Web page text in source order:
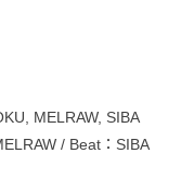
MELRAW, SIBA
/ Beat：SIBA